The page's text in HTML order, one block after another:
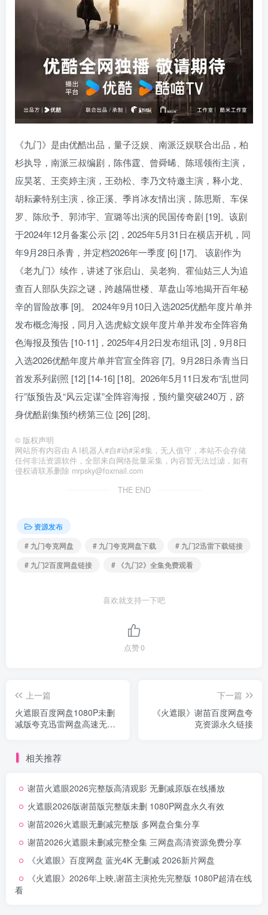
《九门》是由优酷出品，量子泛娱、南派泛娱联合出品，柏
杉执导，南派三叔编剧，陈伟霆、曾舜晞、陈瑶领衔主演，
应昊茗、王奕婷主演，王劲松、李乃文特邀主演，释小龙、
胡耘豪特别主演，徐正溪、季肖冰友情出演，陈思斯、车保
罗、陈欣予、郭沛宇、宣璐等出演的民国传奇剧 [19]。该剧
于2024年12月备案公示 [2]，2025年5月31日在横店开机，同
年9月28日杀青，并定档2026年一季度 [6] [17]。 该剧作为
《老九门》续作，讲述了张启山、吴老狗、霍仙姑三人为追
查百人部队失踪之谜，跨越隔世楼、草盘山等地揭开百年秘
辛的冒险故事 [9]。 2024年9月10日入选2025优酷年度片单并
发布概念海报，同月入选虎鲸文娱年度片单并发布全阵容角
色海报及预告 [10-11]，2025年4月2日发布组讯 [3]，9月8日
入选2026优酷年度片单并官宣全阵容 [7]。9月28日杀青当日
首发系列剧照 [12] [14-16] [18]。2026年5月11日发布“乱世同
行”版预告及“风云定谋”全阵容海报，预约量突破240万，跻
身优酷剧集预约榜第三位 [26] [28]。
© 版权声明
网站所有内容由 A I机器人#自#动#采#集，无人值守，本站不会存储
任何非法资源软件，全部来自网络批量采集，内容暂无法过滤，如有
侵权请联系删除 mrpsky@foxmail.com
THE END
资源发布
# 九门夸克网盘
# 九门夸克网盘下载
# 九门2迅雷下载链接
# 九门2百度网盘链接
# 《九门2》全集免费观看
喜欢就支持一下吧
点赞0
上一篇
火遮眼百度网盘1080P未删
减版夸克迅雷网盘高速无删
下一篇
《火遮眼》谢苗百度网盘夸
克资源永久链接
相关推荐
谢苗火遮眼2026完整版高清观影 无删减原版在线播放
火遮眼2026版谢苗版完整版未删 1080P网盘永久有效
谢苗2026火遮眼无删减完整版 多网盘合集分享
谢苗2026火遮眼未删减完整全集 三网盘高清资源免费分享
《火遮眼》百度网盘 蓝光4K 无删减 2026新片网盘
《火遮眼》2026年上映,谢苗主演抢先完整版 1080P超清在线
看